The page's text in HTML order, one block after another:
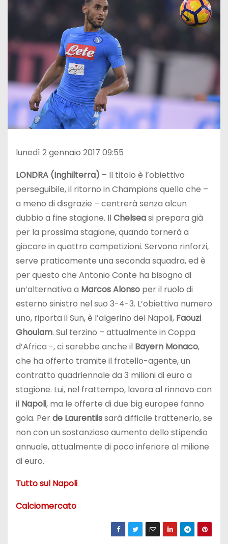
lunedì 2 gennaio 2017 09:55
LONDRA (Inghilterra) – Il titolo è l’obiettivo
perseguibile, il ritorno in Champions quello che –
a meno di disgrazie – centrerà senza alcun
dubbio a fine stagione. IlChelseasi prepara già
per la prossima stagione, quando tornerà a
giocare in quattro competizioni. Servono rinforzi,
serve praticamente una seconda squadra, ed è
per questo che Antonio Conte ha bisogno di
un’alternativa a Marcos Alonso per il ruolo di
esterno sinistro nel suo 3-4-3. L’obiettivo numero
uno, riporta il Sun, è l’algerino del Napoli, Faouzi
Ghoulam. Sul terzino – attualmente in Coppa
d’Africa -, ci sarebbe anche il Bayern Monaco,
che ha offerto tramite il fratello-agente, un
contratto quadriennale da 3 milioni di euro a
stagione. Lui, nel frattempo, lavora al rinnovo con
il Napoli, ma le offerte di due big europee fanno
gola. Perde Laurentiissarà difficile trattenerlo, se
non con un sostanzioso aumento dello stipendio
annuale, attualmente di poco inferiore al milione
di euro.
Tutto sul Napoli
Calciomercato